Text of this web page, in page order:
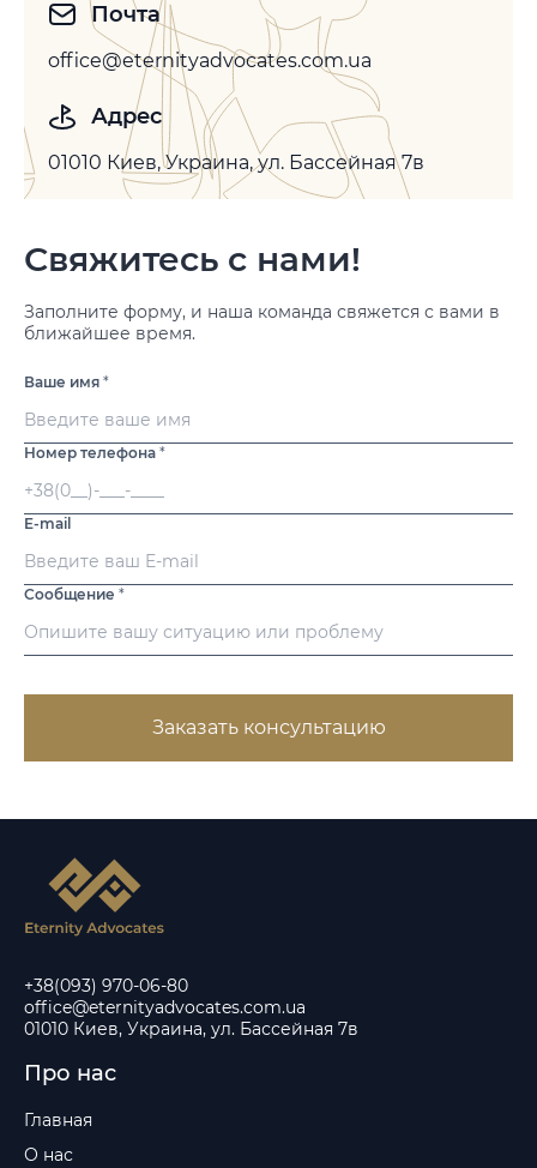
Почта
office@eternityadvocates.com.ua
Адрес
01010 Киев, Украина, ул. Бассейная 7в
Свяжитесь с нами!
Заполните форму, и наша команда свяжется с вами в
ближайшее время.
Ваше имя *
Номер телефона *
E-mail
Сообщение *
Заказать консультацию
+38(093) 970-06-80
office@eternityadvocates.com.ua
01010 Киев, Украина, ул. Бассейная 7в
Про нас
Главная
О нас